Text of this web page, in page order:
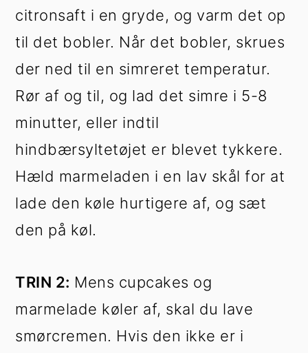
citronsaft i en gryde, og varm det op
til det bobler. Når det bobler, skrues
der ned til en simreret temperatur.
Rør af og til, og lad det simre i 5-8
minutter, eller indtil
hindbærsyltetøjet er blevet tykkere.
Hæld marmeladen i en lav skål for at
lade den køle hurtigere af, og sæt
den på køl.
TRIN 2: Mens cupcakes og
marmelade køler af, skal du lave
smørcremen. Hvis den ikke er i